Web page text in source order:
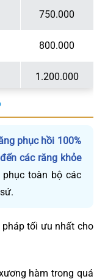
750.000
800.000
1.200.000
1.250.000
1.500.000
1.500.000
phục hồi 100%
các răng khỏe
toàn bộ các
tối ưu nhất cho
hàm trong quá